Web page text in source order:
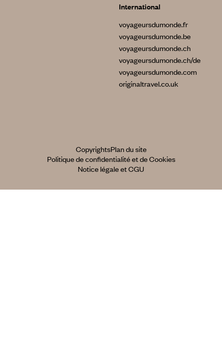
International
voyageursdumonde.fr
voyageursdumonde.be
voyageursdumonde.ch
voyageursdumonde.ch/de
voyageursdumonde.com
originaltravel.co.uk
CopyrightsPlan du site
Politique de confidentialité et de Cookies
Notice légale et CGU